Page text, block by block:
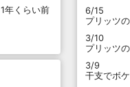
1年くらい前
6/15
プリッツ
3/10
プリッツ
3/9
干支でボ